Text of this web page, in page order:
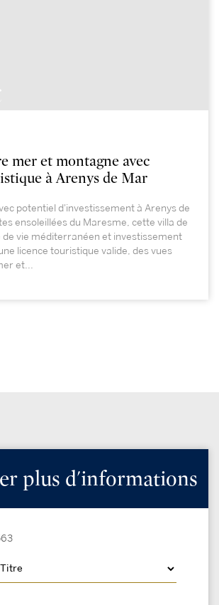
mer et montagne avec
à Arenys de Mar
potentiel d'investissement à Arenys de
ensoleillées du Maresme, cette villa de
de vie méditerranéen et investissement
licence touristique valide, des vues
et...
plus d'informations